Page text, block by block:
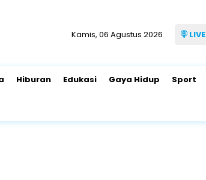
Kamis, 06 Agustus 2026 LIVE
Hiburan Edukasi Gaya Hidup Sport